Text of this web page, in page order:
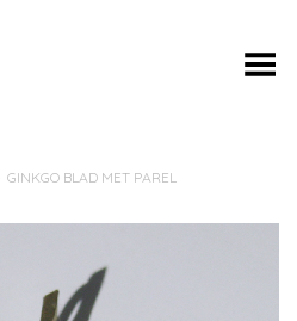
Toggle Menu
GINKGO BLAD MET PAREL